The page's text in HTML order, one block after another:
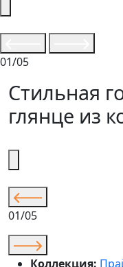
01/05
Стильная
глянце из
01/05
Коллекция: